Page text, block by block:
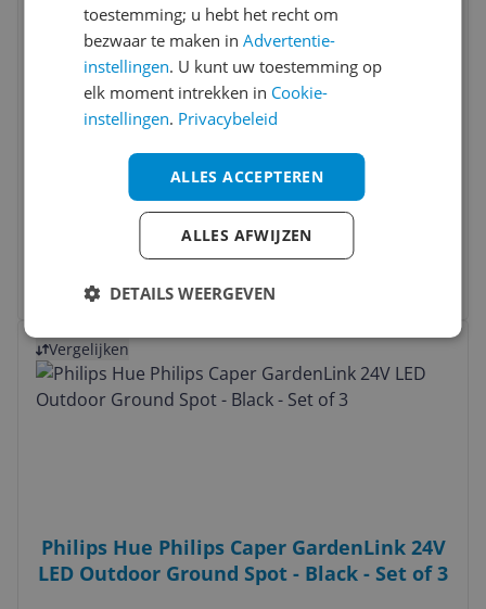
MartinLogan Motion Foundation F1 - 2023
- 0810123026302
€ 999,00
Bekijk meer informatie
Vergelijken
Philips Hue Philips Caper GardenLink 24V
LED Outdoor Ground Spot - Black - Set of 3
Bekijk product
toestemming; u hebt het recht om
bezwaar te maken inAdvertentie-
instellingen. U kunt uw toestemming op
elk moment intrekken in Cookie-
instellingen. Privacybeleid
ALLES ACCEPTEREN
ALLES AFWIJZEN
DETAILS WEERGEVEN